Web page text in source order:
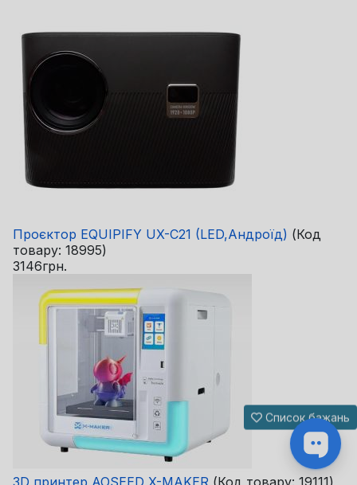
Проєктор EQUIPIFY UX-C21 (LED,Андроїд) (Код
товару: 18995)
3146грн.
3D принтер AOSEED X-MAKER (Код товару: 19111)
Список бажань